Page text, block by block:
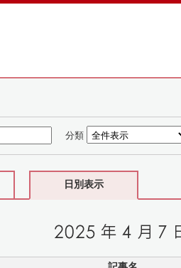
分類
日別表示